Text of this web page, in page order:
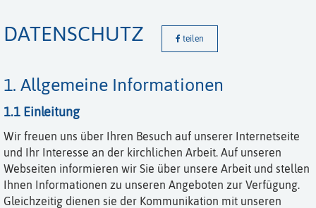
DATENSCHUTZ teilen
1. Allgemeine Informationen
1.1 Einleitung
Wir freuen uns über Ihren Besuch auf unserer Internetseite
und Ihr Interesse an der kirchlichen Arbeit. Auf unseren
Webseiten informieren wir Sie über unsere Arbeit und stellen
Ihnen Informationen zu unseren Angeboten zur Verfügung.
Gleichzeitig dienen sie der Kommunikation mit unseren